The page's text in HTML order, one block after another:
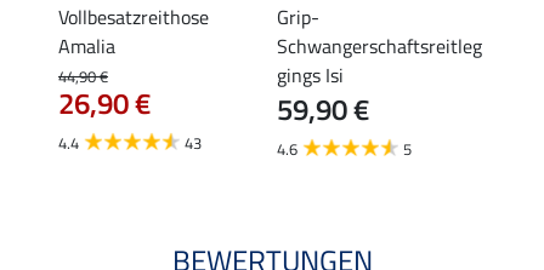
Vollbesatzreithose
Amalia
44,90 €
26,90 €
4.4 43
Grip-
Schwangerschaftsreitleg
gings Isi
59,90 €
4.6 5
BEWERTUNGEN